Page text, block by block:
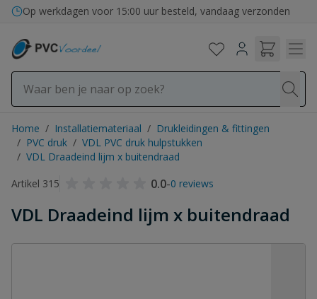
Ga naar de inhoud
Op werkdagen voor 15:00 uur besteld, vandaag verzonden
Home / Installatiemateriaal / Drukleidingen & fittingen
/ PVC druk / VDL PVC druk hulpstukken
/ VDL Draadeind lijm x buitendraad
Artikel 315
0.0-0 reviews
VDL Draadeind lijm x buitendraad